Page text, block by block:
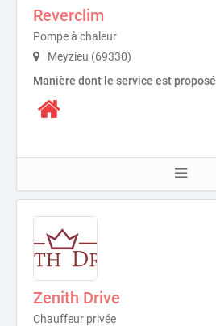
Reverclim
Pompe à chaleur
Meyzieu (69330)
Manière dont le service est proposé
Zenith Drive
Chauffeur privée